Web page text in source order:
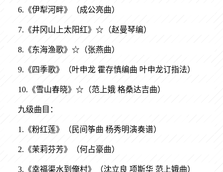
6.《伊犁河畔》（成公亮曲）
7.《井冈山上太阳红》☆（赵曼琴编）
8.《东海渔歌》☆（张燕曲）
9.《四季歌》（叶申龙 霍存慎编曲 叶申龙订指法）
10.《雪山春晓》☆（范上娥 格桑达吉曲）
九级曲目：
1.《粉红莲》（民间筝曲 杨秀明演奏谱）
2.《茉莉芬芳》（何占豪曲）
3.《幸福渠水到俺村》（沈立良 项斯华 范上娥曲）